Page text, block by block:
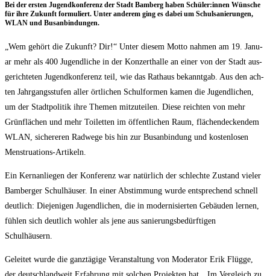
Bei der ers­ten Jugend­kon­fe­renz der Stadt Bam­berg haben Schüler:innen Wün­sche
für ihre Zukunft for­mu­liert. Unter ande­rem ging es dabei um Schul­sa­nie­run­gen,
WLAN und Busanbindungen.
„Wem gehört die Zukunft? Dir!“ Unter die­sem Mot­to nah­men am 19. Janu­
ar mehr als 400 Jugend­li­che in der Kon­zert­hal­le an einer von der Stadt aus­
ge­rich­te­ten Jugend­kon­fe­renz teil, wie das Rat­haus bekannt­gab. Aus den ach­
ten Jahr­gangs­stu­fen aller ört­li­chen Schul­for­men kamen die Jugend­li­chen,
um der Stadt­po­li­tik ihre The­men mit­zu­tei­len. Die­se reich­ten von mehr
Grün­flä­chen und mehr Toi­let­ten im öffent­li­chen Raum, flä­chen­de­cken­dem
WLAN, siche­re­ren Rad­we­ge bis hin zur Bus­an­bin­dung und kos­ten­lo­sen
Menstruations-Artikeln.
Ein Kern­an­lie­gen der Kon­fe­renz war natür­lich der schlech­te Zustand vie­ler
Bam­ber­ger Schul­häu­ser. In einer Abstim­mung wur­de ent­spre­chend schnell
deut­lich: Die­je­ni­gen Jugend­li­chen, die in moder­ni­sier­ten Gebäu­den ler­nen,
füh­len sich deut­lich woh­ler als jene aus sanie­rungs­be­dürf­ti­gen
Schulhäusern.
Gelei­tet wur­de die ganz­tä­gi­ge Ver­an­stal­tung von Mode­ra­tor Erik Flüg­ge,